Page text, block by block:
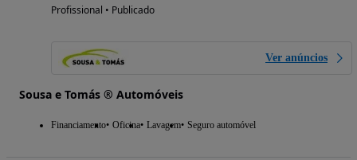
Profissional • Publicado
Ver anúncios
Sousa e Tomás ® Automóveis
Financiamento Oficina Lavagem Seguro automóvel